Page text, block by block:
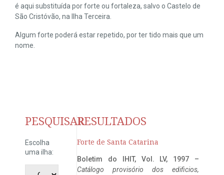
é aqui substituída por forte ou fortaleza, salvo o Castelo de
São Cristóvão, na Ilha Terceira.
Algum forte poderá estar repetido, por ter tido mais que um
nome.
PESQUISAR
Escolha
uma ilha:
RESULTADOS
Forte de Santa Catarina
Boletim do IHIT, Vol. LV, 1997 –
Catálogo provisório dos edificios,